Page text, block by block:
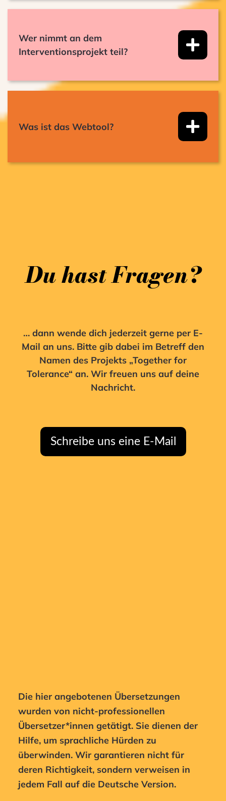
Wer nimmt an dem
Interventionsprojekt teil?
Was ist das Webtool?
Du hast Fragen?
… dann wende dich jederzeit gerne per E-
Mail an uns. Bitte gib dabei im Betreff den
Namen des Projekts „Together for
Tolerance“ an. Wir freuen uns auf deine
Nachricht.
Schreibe uns eine E-Mail
Die hier angebotenen Übersetzungen
wurden von nicht-professionellen
Übersetzer*innen getätigt. Sie dienen der
Hilfe, um sprachliche Hürden zu
überwinden. Wir garantieren nicht für
deren Richtigkeit, sondern verweisen in
jedem Fall auf die Deutsche Version.